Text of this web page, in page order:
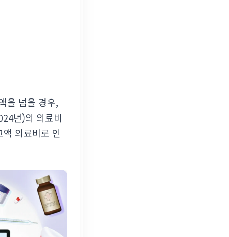
을 넘을 경우,
년)의 의료비
의료비로 인